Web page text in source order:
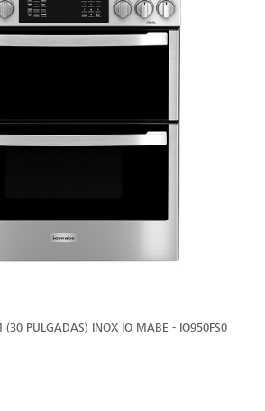
(30 PULGADAS) INOX IO MABE - IO950FS0